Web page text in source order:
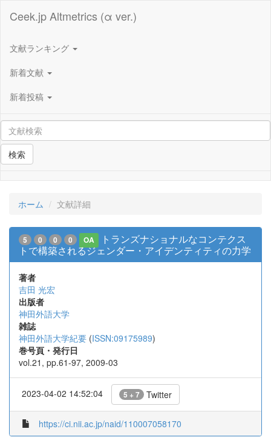
Ceek.jp Altmetrics (α ver.)
文献ランキング
新着文献
新着投稿
検索
ホーム 文献詳細
5 0 0 0 OA
トランズナショナルなコンテクス
トで構築されるジェンダー・アイデンティティの力学
著者
吉田 光宏
出版者
神田外語大学
雑誌
神田外語大学紀要 (ISSN:09175989)
巻号頁・発行日
vol.21, pp.61-97, 2009-03
2023-04-02 14:52:04 5 + 7 Twitter
https://ci.nii.ac.jp/naid/110007058170